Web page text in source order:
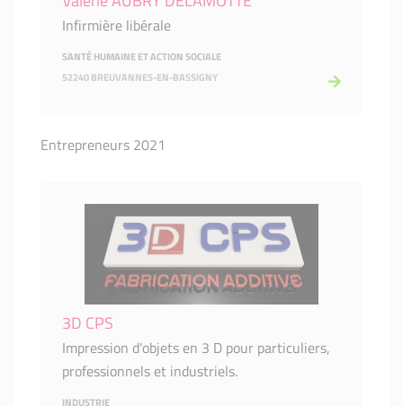
Infirmière libérale
SANTÉ HUMAINE ET ACTION SOCIALE
52240 BREUVANNES-EN-BASSIGNY
Entrepreneurs 2021
3D CPS
Impression d'objets en 3 D pour particuliers,
professionnels et industriels.
INDUSTRIE